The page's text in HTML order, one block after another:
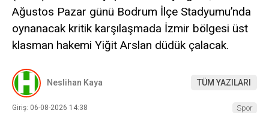
Ağustos Pazar günü Bodrum İlçe Stadyumu’nda
oynanacak kritik karşılaşmada İzmir bölgesi üst
klasman hakemi Yiğit Arslan düdük çalacak.
Neslihan Kaya TÜM YAZILARI
Giriş: 06-08-2026 14:38
Spor